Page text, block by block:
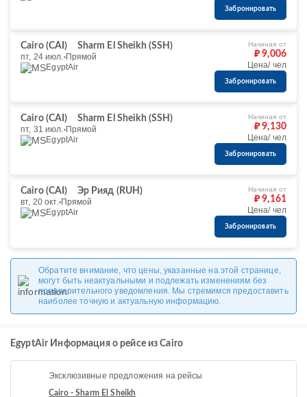
Забронировать
Cairo (CAI)
Sharm El Sheikh (SSH)
пт, 24 июл. Прямой
EgyptAir
Начиная от
₽ 9,006
Цена/ чел
Забронировать
Cairo (CAI)
Sharm El Sheikh (SSH)
пт, 31 июл. Прямой
EgyptAir
Начиная от
₽ 9,130
Цена/ чел
Забронировать
Cairo (CAI)
Эр Рияд (RUH)
вт, 20 окт. Прямой
EgyptAir
Начиная от
₽ 9,161
Цена/ чел
Забронировать
Обратите внимание, что цены, указанные на этой странице,
могут быть неактуальными и подлежать изменениям без
предварительного уведомления. Мы стремимся предоставить
наиболее точную и актуальную информацию.
EgyptAir Информация о рейсе из Cairo
Эксклюзивные предложения на рейсы
Cairo - Sharm El Sheikh